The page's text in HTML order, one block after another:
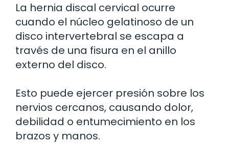
La hernia discal cervical ocurre
cuando el núcleo gelatinoso de un
disco intervertebral se escapa a
través de una fisura en el anillo
externo del disco.
Esto puede ejercer presión sobre los
nervios cercanos, causando dolor,
debilidad o entumecimiento en los
brazos y manos.